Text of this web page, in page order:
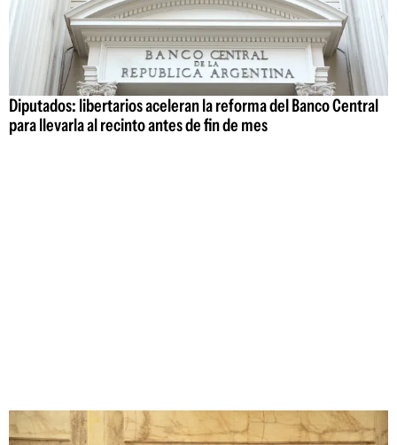
Diputados: libertarios aceleran la reforma del Banco Central
para llevarla al recinto antes de fin de mes